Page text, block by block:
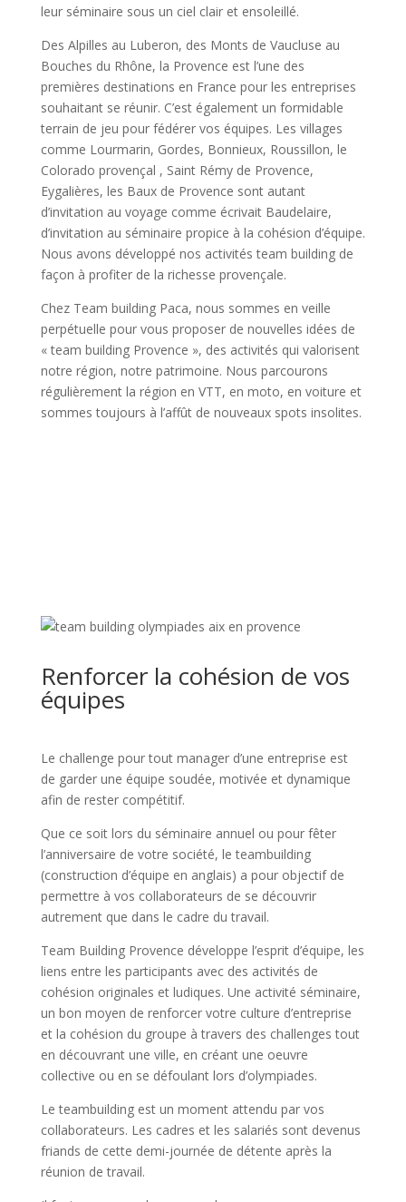
leur séminaire sous un ciel clair et ensoleillé.
Des Alpilles au Luberon, des Monts de Vaucluse au
Bouches du Rhône, la Provence est l’une des
premières destinations en France pour les entreprises
souhaitant se réunir. C’est également un formidable
terrain de jeu pour fédérer vos équipes. Les villages
comme Lourmarin, Gordes, Bonnieux, Roussillon, le
Colorado provençal , Saint Rémy de Provence,
Eygalières, les Baux de Provence sont autant
d’invitation au voyage comme écrivait Baudelaire,
d’invitation au séminaire propice à la cohésion d’équipe.
Nous avons développé nos activités team building de
façon à profiter de la richesse provençale.
Chez Team building Paca, nous sommes en veille
perpétuelle pour vous proposer de nouvelles idées de
« team building Provence », des activités qui valorisent
notre région, notre patrimoine. Nous parcourons
régulièrement la région en VTT, en moto, en voiture et
sommes toujours à l’affût de nouveaux spots insolites.
Renforcer la cohésion de vos
équipes
Le challenge pour tout manager d’une entreprise est
de garder une équipe soudée, motivée et dynamique
afin de rester compétitif.
Que ce soit lors du séminaire annuel ou pour fêter
l’anniversaire de votre société, le teambuilding
(construction d’équipe en anglais) a pour objectif de
permettre à vos collaborateurs de se découvrir
autrement que dans le cadre du travail.
Team Building Provence développe l’esprit d’équipe, les
liens entre les participants avec des activités de
cohésion originales et ludiques. Une activité séminaire,
un bon moyen de renforcer votre culture d’entreprise
et la cohésion du groupe à travers des challenges tout
en découvrant une ville, en créant une oeuvre
collective ou en se défoulant lors d’olympiades.
Le teambuilding est un moment attendu par vos
collaborateurs. Les cadres et les salariés sont devenus
friands de cette demi-journée de détente après la
réunion de travail.